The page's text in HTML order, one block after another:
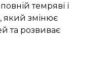
темряві і
який змінює
та розвиває